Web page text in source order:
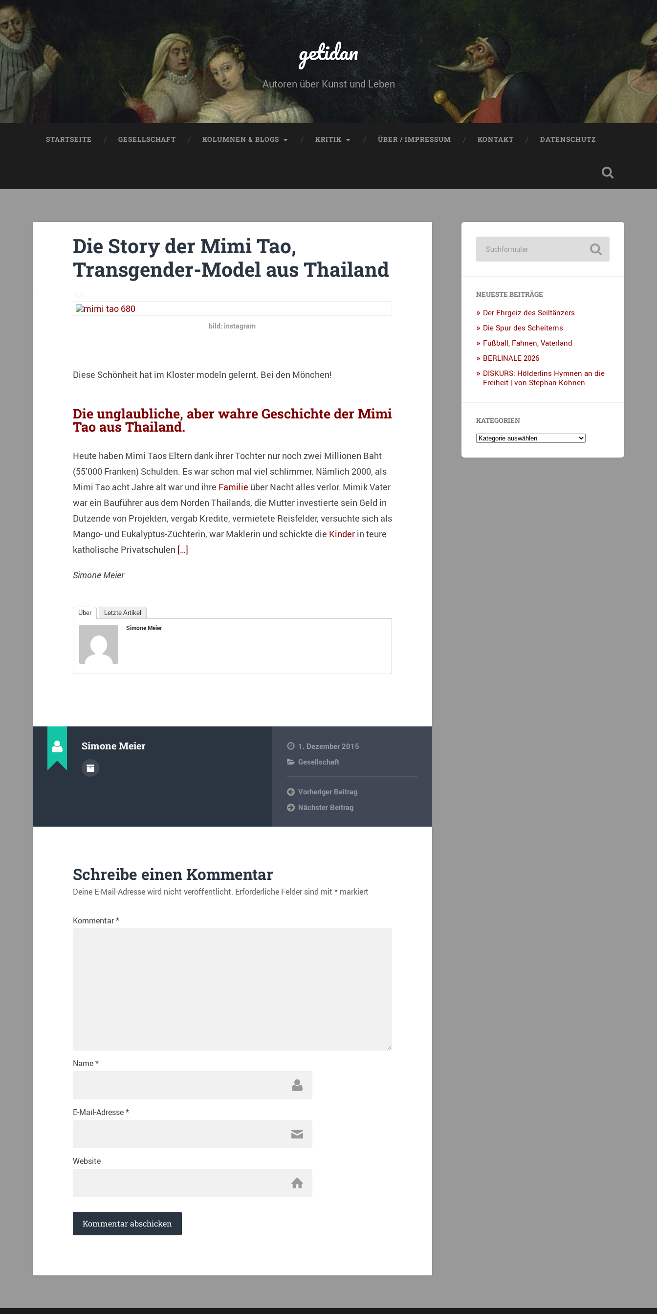
getidan
Autoren über Kunst und Leben
STARTSEITE GESELLSCHAFT KOLUMNEN & BLOGS KRITIK ÜBER / IMPRESSUM KONTAKT DATENSCHUTZ
Die Story der Mimi Tao,
Transgender-Model aus Thailand
bild: instagram
Diese Schönheit hat im Kloster modeln gelernt. Bei den Mönchen!
Die unglaubliche, aber wahre Geschichte der Mimi
Tao aus Thailand.
Heute haben Mimi Taos Eltern dank ihrer Tochter nur noch zwei Millionen Baht
(55’000 Franken) Schulden. Es war schon mal viel schlimmer. Nämlich 2000, als
Mimi Tao acht Jahre alt war und ihre Familie über Nacht alles verlor. Mimik Vater
war ein Bauführer aus dem Norden Thailands, die Mutter investierte sein Geld in
Dutzende von Projekten, vergab Kredite, vermietete Reisfelder, versuchte sich als
Mango- und Eukalyptus-Züchterin, war Maklerin und schickte die Kinderin teure
katholische Privatschulen […]
Simone Meier
Über Letzte Artikel
Simone Meier
Simone Meier
1. Dezember 2015
Gesellschaft
Vorheriger Beitrag
Nächster Beitrag
Schreibe einen Kommentar
Deine E-Mail-Adresse wird nicht veröffentlicht. Erforderliche Felder sind mit *markiert
Kommentar*
Name*
E-Mail-Adresse*
Website
NEUESTE BEITRÄGE
Der Ehrgeiz des Seiltänzers
Die Spur des Scheiterns
Fußball, Fahnen, Vaterland
BERLINALE 2026
DISKURS: Hölderlins Hymnen an die
Freiheit | von Stephan Kohnen
KATEGORIEN